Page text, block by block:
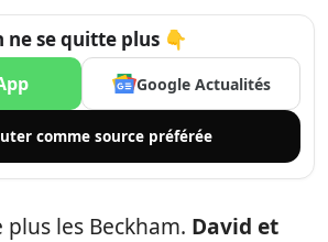
ne se quitte plus 👇
Google Actualités
comme source préférée
les Beckham. David et